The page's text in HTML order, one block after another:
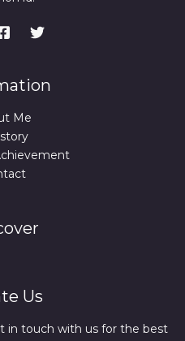
Me
Us
in touch with us for the best